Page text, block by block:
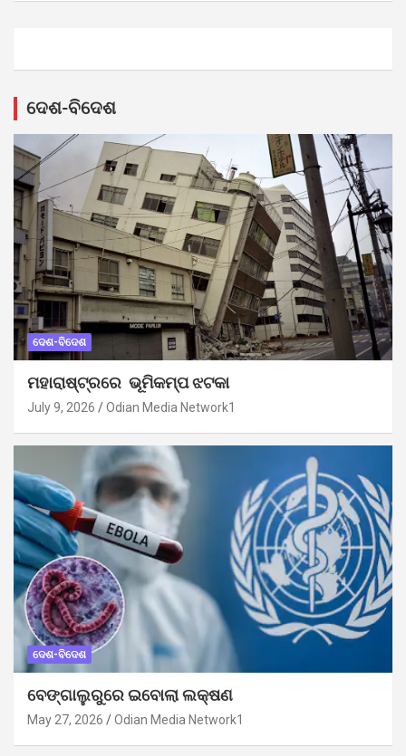
ଦେଶ-ବିଦେଶ
ଦେଶ-ବିଦେଶ
ମହାରାଷ୍ଟ୍ରରେ ଭୂମିକମ୍ପ ଝଟକା
July 9, 2026 Odian Media Network1
ଦେଶ-ବିଦେଶ
ବେଙ୍ଗାଲୁରୁରେ ଇବୋଲା ଲକ୍ଷଣ
May 27, 2026 Odian Media Network1